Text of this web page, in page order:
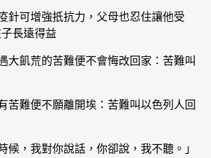
針可增強扺抗力，父母也忍住讓他受
長遠得益
大飢荒的苦難便不會悔改回家：苦難叫
苦難便不願離開埃：苦難叫以色列人回
候，我對你說話，你卻說，我不聽。」